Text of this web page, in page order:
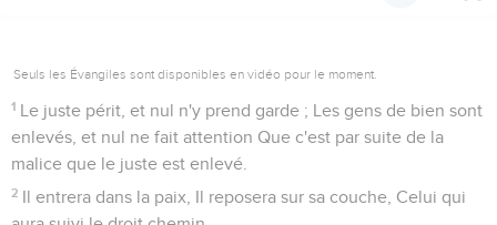
Seuls les Évangiles sont disponibles en vidéo pour le moment.
1 Le juste périt, et nul n'y prend garde ; Les gens de bien sont
enlevés, et nul ne fait attention Que c'est par suite de la
malice que le juste est enlevé.
2 Il entrera dans la paix, Il reposera sur sa couche, Celui qui